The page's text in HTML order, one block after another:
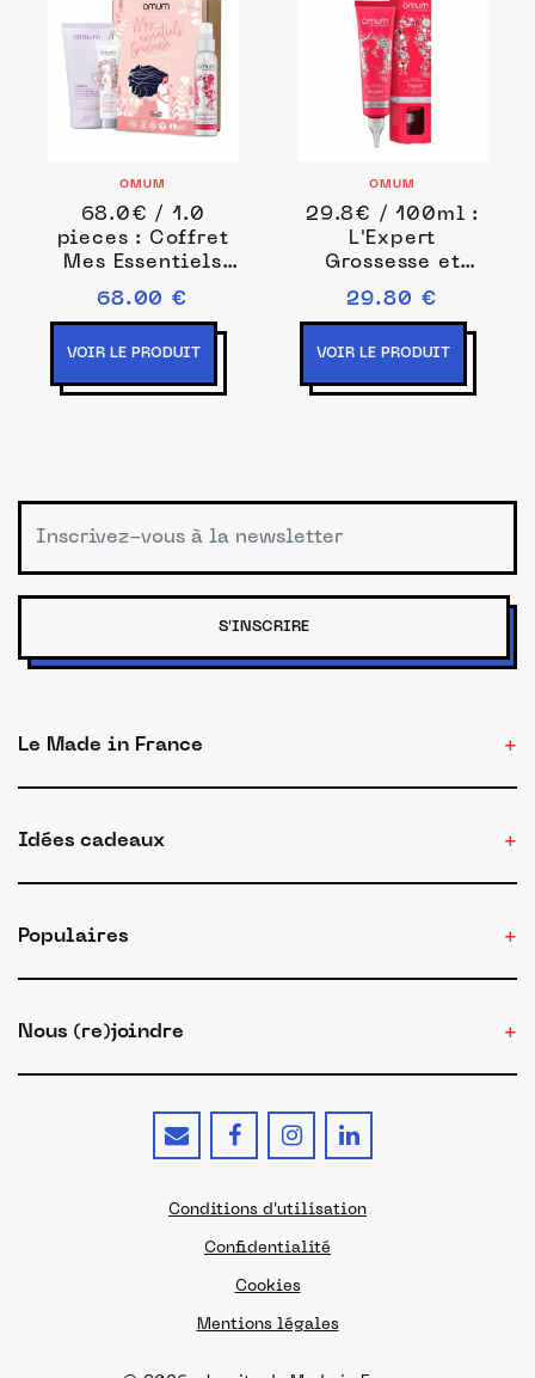
OMUM
68.0€ / 1.0
pieces : Coffret
Mes Essentiels
Grossesse Les
Iconiques
post-partum 1
pieces female
68.00 €
VOIR LE PRODUIT
OMUM
29.8€ / 100ml :
L'Expert
Grossesse et
post-partum 100
ml female
29.80 €
VOIR LE PRODUIT
S'INSCRIRE
Le Made in France
Idées cadeaux
Populaires
Nous (re)joindre
Conditions d'utilisation
Confidentialité
Cookies
Mentions légales